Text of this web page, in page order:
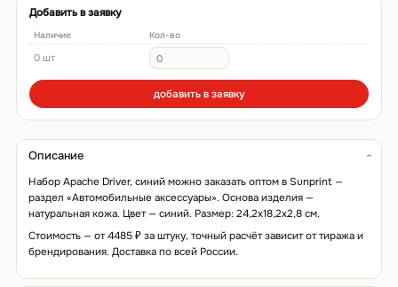
Добавить в заявку
Наличие Кол-во
0 шт
добавить в заявку
Описание
Набор Apache Driver, синий можно заказать оптом в Sunprint —
раздел «Автомобильные аксессуары». Основа изделия —
натуральная кожа. Цвет — синий. Размер: 24,2х18,2х2,8 см.
Стоимость — от 4485 ₽ за штуку, точный расчёт зависит от тиража и
брендирования. Доставка по всей России.